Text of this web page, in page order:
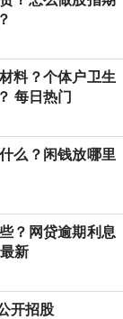
料？个体户卫生
每日热门
么？闲钱放哪里
？网贷逾期利息
新
开招股